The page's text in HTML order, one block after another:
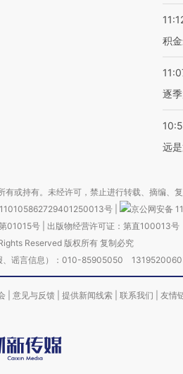
积
逐
远
或持有。未经许可，禁止进行转载、摘编、
号
京公网安备
01015号| 出版物经营许可证：第直100013号
Reserved 版权所有 复制必究
、谣言信息）：010-85905050
意见与反馈 提供新闻线索 联系我们 友情